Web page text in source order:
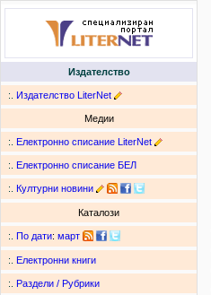
Издателство
:. Издателство LiterNet
Медии
:. Електронно списание LiterNet
:. Електронно списание БЕЛ
:. Културни новини
Каталози
:. По дати: март
:. Електронни книги
:. Раздели / Рубрики